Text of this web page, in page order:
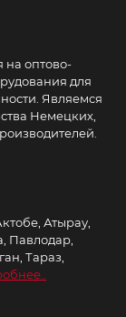
на оптово-
для
Являемся
Немецких,
Атырау,
Павлодар,
Тараз,